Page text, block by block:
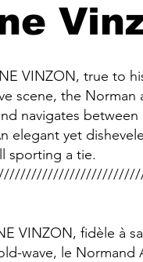
VINZON, true to
scene, the Norman
navigates
elegant yet
sporting a tie.
VINZON, fidèle à
wave, le Normand